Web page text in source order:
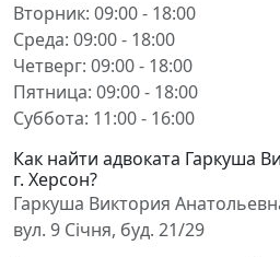
Вторник: 09:00 - 18:00
Среда: 09:00 - 18:00
Четверг: 09:00 - 18:00
Пятница: 09:00 - 18:00
Суббота: 11:00 - 16:00
Как найти адвоката Гаркуша
г. Херсон?
Гаркуша Виктория
вул. 9 Січня, буд. 21/29